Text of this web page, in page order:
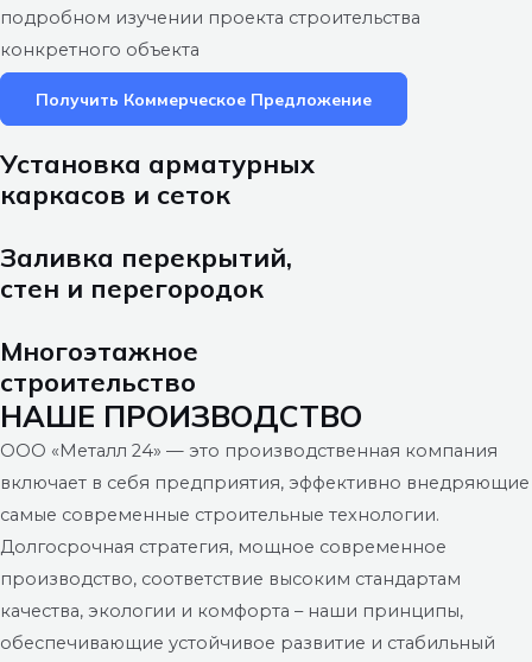
подробном изучении проекта строительства
конкретного объекта
Получить Коммерческое Предложение
Установка арматурных
каркасов и сеток
Заливка перекрытий,
стен и перегородок
Многоэтажное
строительство
НАШЕ ПРОИЗВОДСТВО
ООО «Металл 24» — это производственная компания
включает в себя предприятия, эффективно внедряющие
самые современные строительные технологии.
Долгосрочная стратегия, мощное современное
производство, соответствие высоким стандартам
качества, экологии и комфорта – наши принципы,
обеспечивающие устойчивое развитие и стабильный